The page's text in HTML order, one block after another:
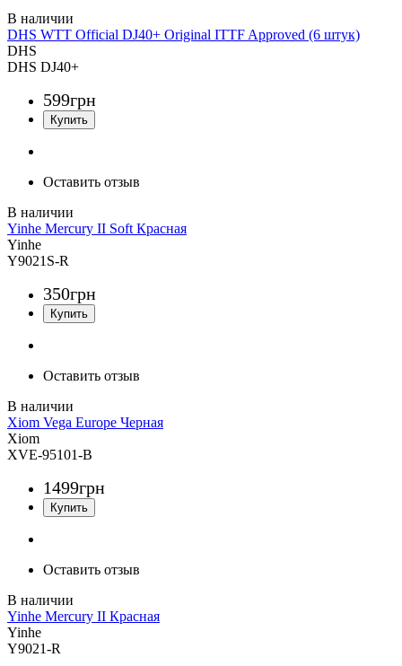
DHS WTT Official DJ40+ Original ITTF Approved (6 штук)
DHS
DHS DJ40+
599грн
Оставить отзыв
Yinhe Mercury II Soft Красная
Yinhe
Y9021S-R
350грн
Оставить отзыв
Xiom Vega Europe Черная
Xiom
XVE-95101-B
1499грн
Оставить отзыв
Yinhe Mercury II Красная
Yinhe
Y9021-R